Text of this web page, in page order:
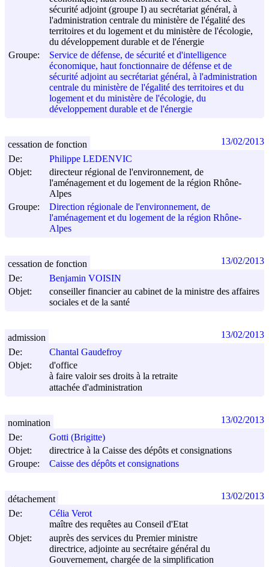
sécurité adjoint (groupe I) au secrétariat général, à
l'administration centrale du ministère de l'égalité des
territoires et du logement et du ministère de l'écologie,
du développement durable et de l'énergie
Groupe:
Service de défense, de sécurité et d'intelligence
économique, haut fonctionnaire de défense et de
sécurité adjoint au secrétariat général, à l'administration
centrale du ministère de l'égalité des territoires et du
logement et du ministère de l'écologie, du
développement durable et de l'énergie
De:
Philippe LEDENVIC
Objet:
directeur régional de l'environnement, de
l'aménagement et du logement de la région Rhône-
Alpes
Groupe:
Direction régionale de l'environnement, de
l'aménagement et du logement de la région Rhône-
Alpes
cessation de fonction 13/02/2013
De:
Benjamin VOISIN
Objet:
conseiller financier au cabinet de la ministre des affaires
sociales et de la santé
cessation de fonction 13/02/2013
De:
Chantal Gaudefroy
Objet:
d'office
à faire valoir ses droits à la retraite
attachée d'administration
admission 13/02/2013
De:
Gotti (Brigitte)
Objet:
directrice à la Caisse des dépôts et consignations
Groupe:
Caisse des dépôts et consignations
nomination 13/02/2013
De:
Célia Verot
maître des requêtes au Conseil d'Etat
Objet:
auprès des services du Premier ministre
directrice, adjointe au secrétaire général du
Gouvernement, chargée de la simplification
détachement 13/02/2013